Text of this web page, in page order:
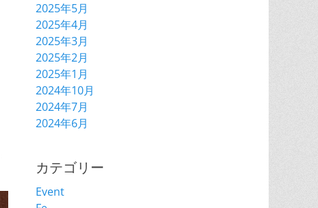
2025年5月
2025年4月
2025年3月
2025年2月
2025年1月
2024年10月
2024年7月
2024年6月
カテゴリー
Event